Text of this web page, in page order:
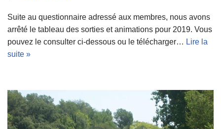
Suite au questionnaire adressé aux membres, nous avons
arrêté le tableau des sorties et animations pour 2019. Vous
pouvez le consulter ci-dessous ou le télécharger… Lire la
suite »